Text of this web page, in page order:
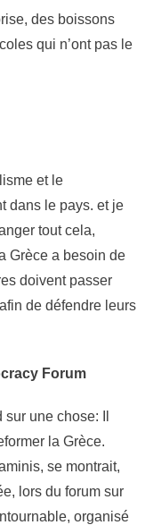
des boissons
qui n’ont pas le
et le
dans le pays. et je
tout cela,
Grèce a besoin de
doivent passer
de défendre leurs
Forum
une chose: Il
la Grèce.
se montrait,
lors du forum sur
organisé